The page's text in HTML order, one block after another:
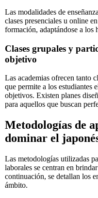
Las modalidades de
clases presenciales u online
formación, adaptándose a los
Clases grupales y
objetivo
Las academias ofrecen tanto
que permite a los estudiantes
objetivos. Existen planes
para aquellos que buscan
Metodologías de
dominar el
Las metodologías utilizadas
laborales se centran en
continuación, se detallan los
ámbito.